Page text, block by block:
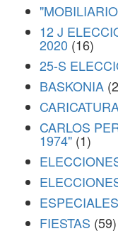
12 J
2020 (16)
25-S
BASKONIA
CARLOS
1974" (1)
ESPECIALES
FIESTAS (59)